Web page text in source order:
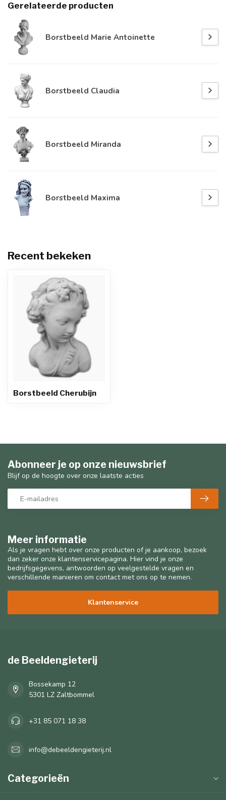
Gerelateerde producten
Borstbeeld Marie Antoinette
Borstbeeld Claudia
Borstbeeld Miranda
Borstbeeld Maxima
Recent bekeken
Borstbeeld Cherubijn
Meer informatie
Als je vragen hebt over onze producten of je aankoop, bezoek
dan zeker onze klantenservicepagina. Hier vind je onze
bedrijfsgegevens, antwoorden op veelgestelde vragen en
verschillende manieren om contact met ons op te nemen.
Klantenservice
Abonneer je op onze nieuwsbrief
Blijf op de hoogte over onze laatste acties
de Beeldengieterij
Bossekamp 12
5301 LZ Zaltbommel
+31 85 071 18 38
info@debeeldengieterij.nl
Categorieën